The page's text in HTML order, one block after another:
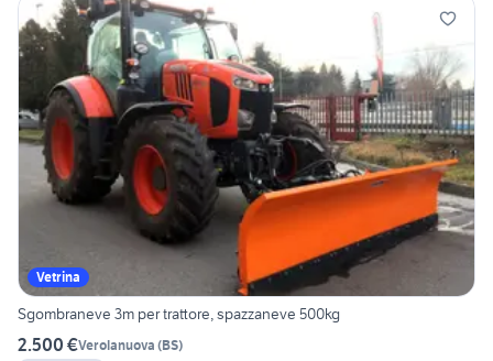
Vetrina
Sgombraneve 3m per trattore, spazzaneve 500kg
2.500 €Verolanuova (BS)